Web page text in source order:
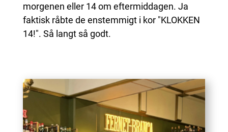
morgenen eller 14 om eftermiddagen. Ja
faktisk råbte de enstemmigt i kor "KLOKKEN
14!". Så langt så godt.